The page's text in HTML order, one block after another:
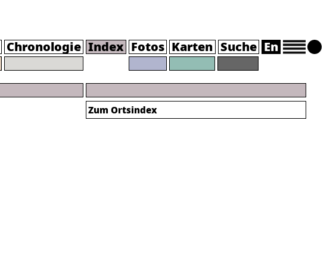
Chronologie Index Fotos Karten Suche En
Zum Ortsindex